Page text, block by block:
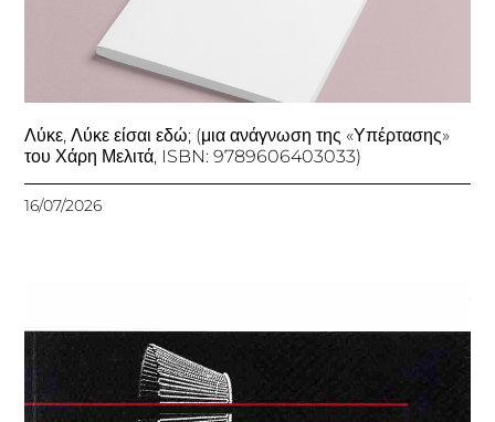
Λύκε, Λύκε είσαι εδώ; (μια ανάγνωση της «Υπέρτασης»
του Χάρη Μελιτά, ISBN: 9789606403033)
16/07/2026